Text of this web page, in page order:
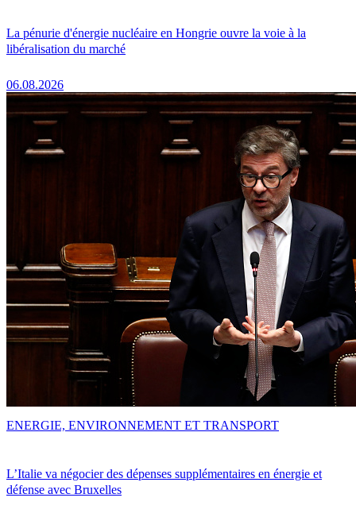
La pénurie d'énergie nucléaire en Hongrie ouvre la voie à la
libéralisation du marché
06.08.2026
L’Italie va négocier des dépenses supplémentaires en énergie et
défense avec Bruxelles
ENERGIE, ENVIRONNEMENT ET TRANSPORT